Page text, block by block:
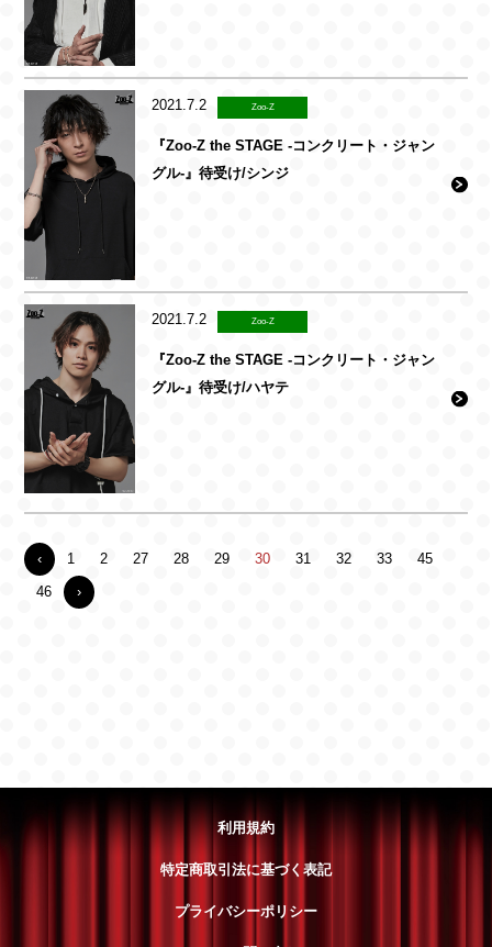
2021.7.2 Zoo-Z
『Zoo-Z the STAGE -コンクリート・ジャン
グル-』待受け/シンジ
2021.7.2 Zoo-Z
『Zoo-Z the STAGE -コンクリート・ジャン
グル-』待受け/ハヤテ
‹ 1 2 27 28 29 30 31 32 33
45
46
›
利用規約
特定商取引法に基づく表記
プライバシーポリシー